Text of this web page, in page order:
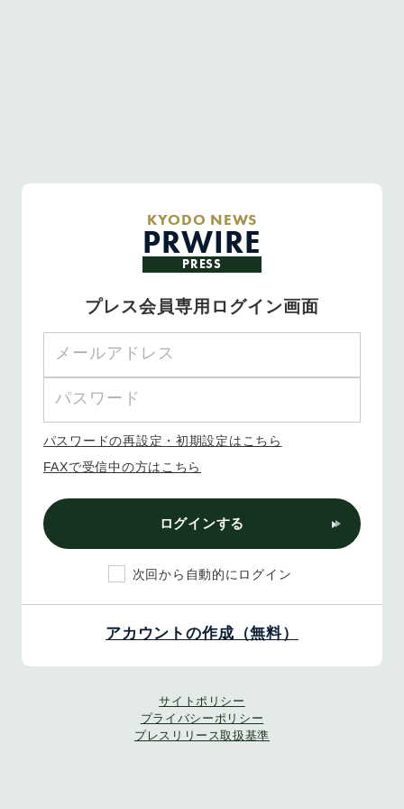
KYODO NEWS
PRWIRE
PRESS
プレス会員専用ログイン画面
パスワードの再設定・初期設定はこちら
FAXで受信中の方はこちら
ログインする
次回から自動的にログイン
アカウントの作成（無料）
サイトポリシー
プライバシーポリシー
プレスリリース取扱基準